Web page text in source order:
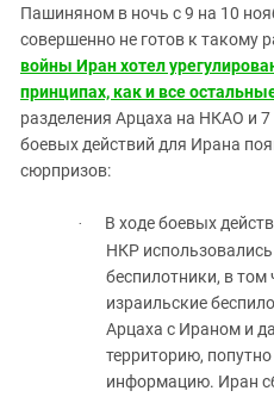
Пашиняном в ночь с 9 на 10
совершенно не готов к такому
войны Иран хотел
принципах, как и все
разделения Арцаха на НКАО и 7
боевых действий для Ирана
сюрпризов:
·
В ходе боевых
НКР
беспилотники, в том
израильские
Арцаха с Ираном и
территорию,
информацию. Иран